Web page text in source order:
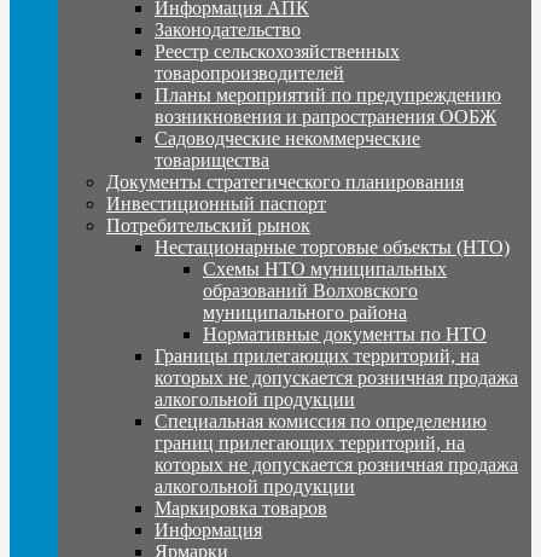
Информация АПК
Законодательство
Реестр сельскохозяйственных
товаропроизводителей
Планы мероприятий по предупреждению
возникновения и рапространения ООБЖ
Садоводческие некоммерческие
товарищества
Документы стратегического планирования
Инвестиционный паспорт
Потребительский рынок
Нестационарные торговые объекты (НТО)
Схемы НТО муниципальных
образований Волховского
муниципального района
Нормативные документы по НТО
Границы прилегающих территорий, на
которых не допускается розничная продажа
алкогольной продукции
Специальная комиссия по определению
границ прилегающих территорий, на
которых не допускается розничная продажа
алкогольной продукции
Маркировка товаров
Информация
Ярмарки